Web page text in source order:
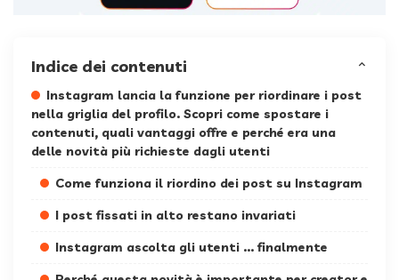
Indice dei contenuti
Instagram lancia la funzione per riordinare i post
nella griglia del profilo. Scopri come spostare i
contenuti, quali vantaggi offre e perché era una
delle novità più richieste dagli utenti
Come funziona il riordino dei post su Instagram
I post fissati in alto restano invariati
Instagram ascolta gli utenti … finalmente